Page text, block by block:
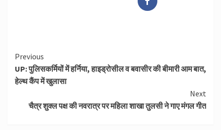
Continue
Reading
Previous
UP: पुलिसकर्मियों में हर्निया, हाइड्रोसील व बवासीर की बीमारी आम बात,
हेल्थ कैंप में खुलासा
Next
चैत्र शुक्ल पक्ष की नवरात्र पर महिला शाखा तुलसी ने गाए मंगल गीत